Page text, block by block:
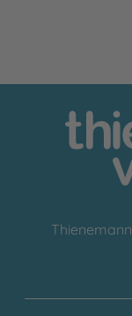
Thienemann